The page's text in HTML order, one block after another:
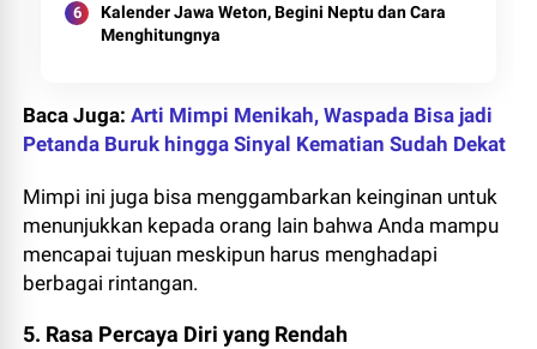
Kalender Jawa Weton, Begini Neptu dan Cara
Menghitungnya
Baca Juga:Arti Mimpi Menikah, Waspada Bisa jadi
Petanda Buruk hingga Sinyal Kematian Sudah Dekat
Mimpi ini juga bisa menggambarkan keinginan untuk
menunjukkan kepada orang lain bahwa Anda mampu
mencapai tujuan meskipun harus menghadapi
berbagai rintangan.
5. Rasa Percaya Diri yang Rendah